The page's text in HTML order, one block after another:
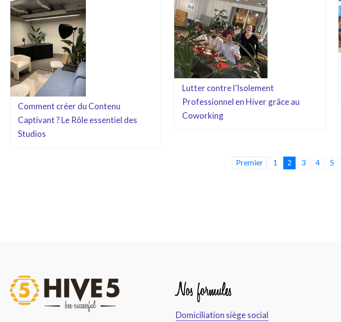
Comment créer du Contenu
Captivant ? Le Rôle essentiel des
Studios
Lutter contre l’Isolement
Professionnel en Hiver grâce au
Coworking
Premier 1 2 3 4 5
Nos formules
Domiciliation siège social